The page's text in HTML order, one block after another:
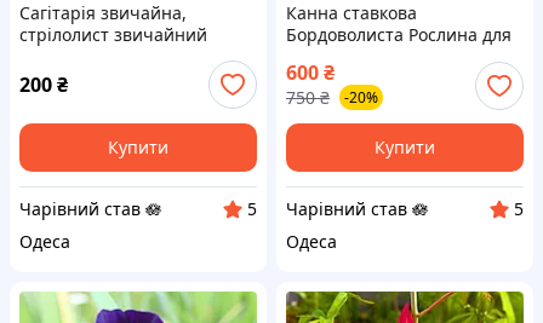
Сагітарія звичайна,
стрілолист звичайний
200₴
Купити
Чарівний став 🪷
5
Одеса
Канна ставкова
Бордоволиста Рослина для
прибережної зони, ставка,
біоплато
600₴
750 ₴ -20%
Купити
Чарівний став 🪷
5
Одеса